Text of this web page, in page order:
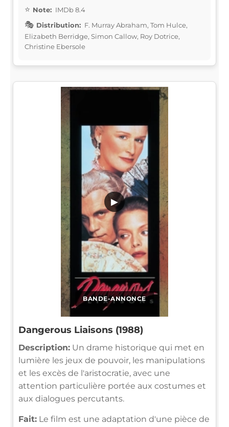
Note: IMDb 8.4
Distribution: F. Murray Abraham, Tom Hulce,
Elizabeth Berridge, Simon Callow, Roy Dotrice,
Christine Ebersole
BANDE-ANNONCE
▶
Dangerous Liaisons (1988)
Description: Un drame historique qui met en
lumière les jeux de pouvoir, les manipulations
et les excès de l'aristocratie, avec une
attention particulière portée aux costumes et
aux dialogues percutants.
Fait: Le film est une adaptation d'une pièce de